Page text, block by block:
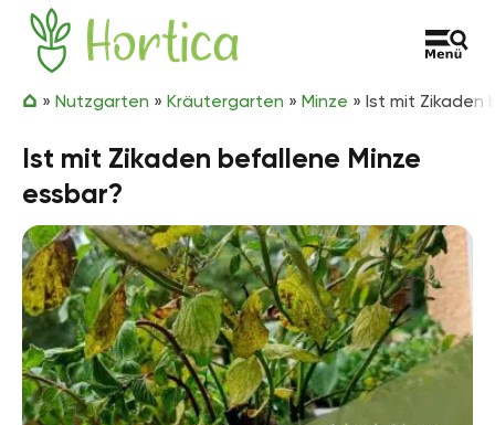
Zum Inhalt springen
Hortica
» Nutzgarten » Kräutergarten » Minze » Ist mit Zikaden
Ist mit Zikaden befallene Minze
essbar?